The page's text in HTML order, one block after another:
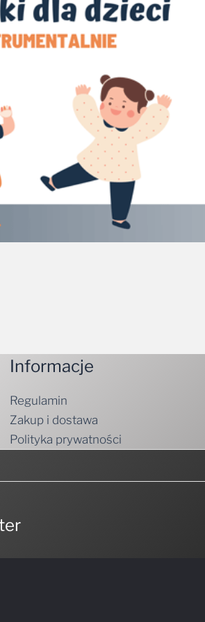
Informacje
Regulamin
Zakup i dostawa
Polityka prywatności